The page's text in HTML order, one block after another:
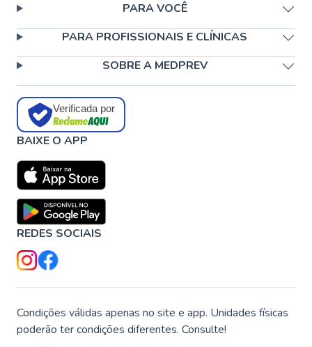
PARA VOCÊ
PARA PROFISSIONAIS E CLÍNICAS
SOBRE A MEDPREV
Verificada por
BAIXE O APP
REDES SOCIAIS
Condições válidas apenas no site e app. Unidades físicas
poderão ter condições diferentes. Consulte!